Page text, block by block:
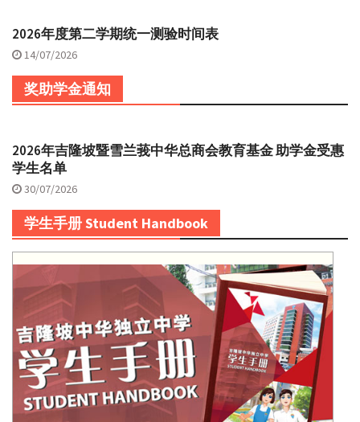
2026年度第二学期统一测验时间表
14/07/2026
奖助学金通知
2026年吉隆坡暨雪兰莪中华总商会教育基金 助学金受惠
学生名单
30/07/2026
学生手册 Student Handbook